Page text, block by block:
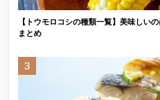
【トウモロコシの種類一覧】美味しい
まとめ